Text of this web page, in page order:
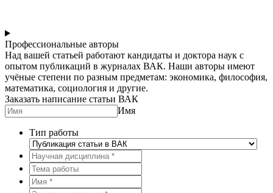
Профессиональные авторы
Над вашей статьей работают кандидаты и доктора наук с
опытом публикаций в журналах ВАК. Наши авторы имеют
учёные степени по разным предметам: экономика, философия,
математика, социология и другие.
Заказать написание статьи ВАК
Имя
Тип работы